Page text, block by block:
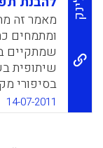
האקדמיות
ושץ-
לינק
מאמר זה
ומתמחים
שמתקיים
שיתופית
בסיפורי
מתחילים
מטרת
14-07-2011